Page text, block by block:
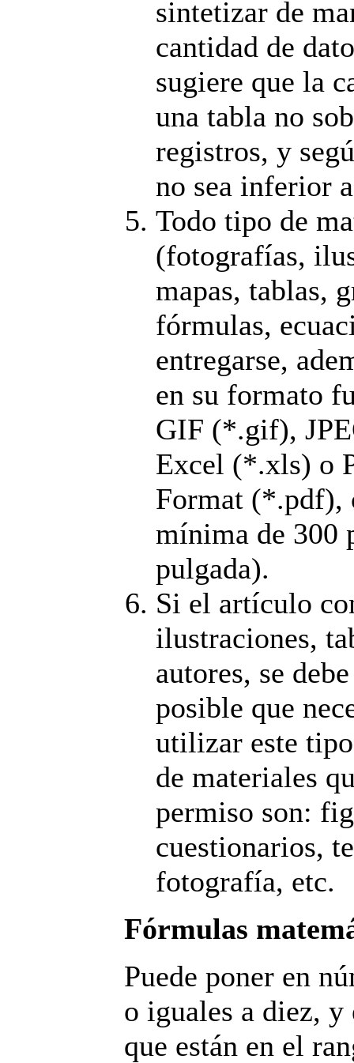
sintetizar de
cantidad de
sugiere que la
una tabla no
registros, y
no sea inferior
Todo tipo de
(fotografías,
mapas, tablas,
fórmulas,
entregarse,
en su formato
GIF (*.gif),
Excel (*.xls) o
Format (*.pdf),
mínima de 300
pulgada).
Si el artículo
ilustraciones,
autores, se
posible que
utilizar este
de materiales
permiso son:
cuestionarios,
fotografía, etc.
Fórmulas
Puede poner en
o iguales a diez, y
que están en el